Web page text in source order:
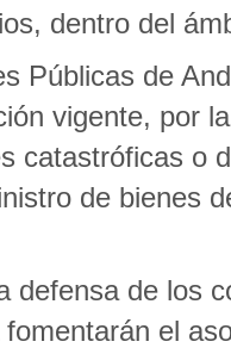
dentro del
Públicas de
vigente, por
catastróficas o
de bienes
defensa de los
el